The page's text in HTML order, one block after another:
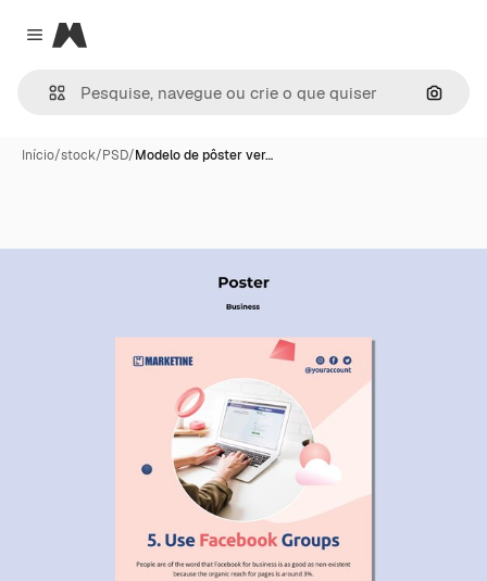
Close menu
Magnific
Início/stock/PSD/Modelo de pôster ver…